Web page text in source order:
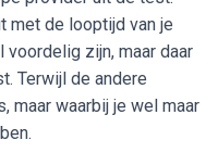
met de looptijd van je
voordelig zijn, maar daar
Terwijl de andere
maar waarbij je wel maar